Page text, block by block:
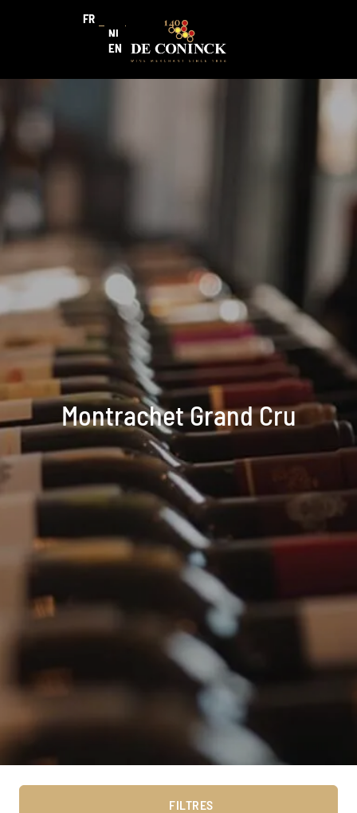
FR
NL
EN
Montrachet Grand Cru
FILTRES